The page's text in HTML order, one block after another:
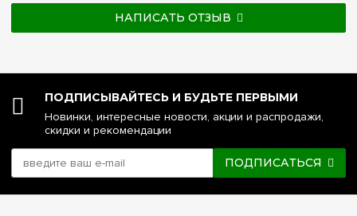
НАПИСАТЬ ОТЗЫВ
ПОДПИСЫВАЙТЕСЬ И БУДЬТЕ ПЕРВЫМИ
Новинки, интересные новости, акции и распродажи,
скидки и рекомендации
ПОДПИСАТЬСЯ